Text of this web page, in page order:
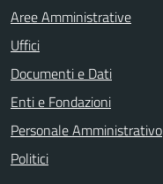
Aree Amministrative
Uffici
Documenti e Dati
Enti e Fondazioni
Personale Amministrativo
Politici